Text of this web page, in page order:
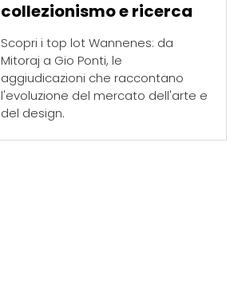
collezionismo e ricerca
Scopri i top lot Wannenes: da
Mitoraj a Gio Ponti, le
aggiudicazioni che raccontano
l'evoluzione del mercato dell'arte e
del design.